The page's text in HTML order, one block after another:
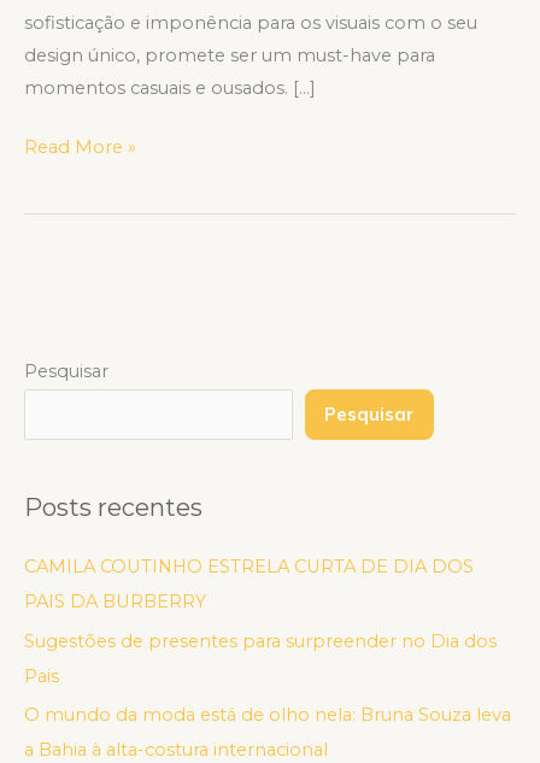
sofisticação e imponência para os visuais com o seu
design único, promete ser um must-have para
momentos casuais e ousados. […]
Read More »
Pesquisar
Pesquisar
Posts recentes
CAMILA COUTINHO ESTRELA CURTA DE DIA DOS
PAIS DA BURBERRY
Sugestões de presentes para surpreender no Dia dos
Pais
O mundo da moda está de olho nela: Bruna Souza leva
a Bahia à alta-costura internacional